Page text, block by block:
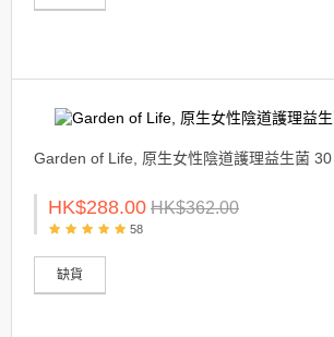
Garden of Life, 原生女性陰道護理益生菌
HK$288.00 HK$362.00
58
缺貨